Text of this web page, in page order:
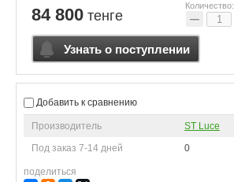
84 800 тенге
Количество:
−
Узнать о поступлении
Добавить к сравнению
Производитель
ST Luce
Под заказ 7-14 дней
0
поделиться